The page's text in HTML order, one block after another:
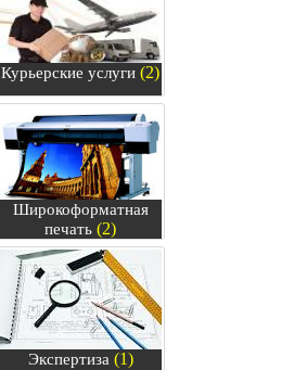
Курьерские услуги (2)
Широкоформатная
печать (2)
Экспертиза (1)